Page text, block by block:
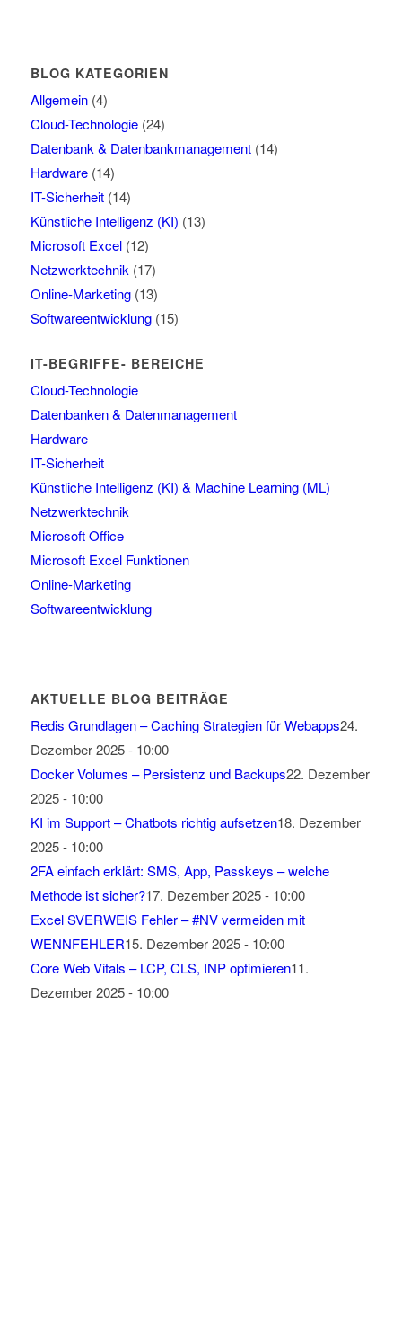
BLOG KATEGORIEN
Allgemein(4)
Cloud-Technologie(24)
Datenbank & Datenbankmanagement(14)
Hardware(14)
IT-Sicherheit(14)
Künstliche Intelligenz (KI) (13)
Microsoft Excel(12)
Netzwerktechnik(17)
Online-Marketing(13)
Softwareentwicklung(15)
IT-BEGRIFFE- BEREICHE
Cloud-Technologie
Datenbanken & Datenmanagement
Hardware
IT-Sicherheit
Künstliche Intelligenz (KI) & Machine Learning (ML)
Netzwerktechnik
Microsoft Office
Microsoft Excel Funktionen
Online-Marketing
Softwareentwicklung
AKTUELLE BLOG BEITRÄGE
Redis Grundlagen – Caching Strategien für Webapps24.
Dezember 2025 - 10:00
Docker Volumes – Persistenz und Backups22. Dezember
2025 - 10:00
KI im Support – Chatbots richtig aufsetzen18. Dezember
2025 - 10:00
2FA einfach erklärt: SMS, App, Passkeys – welche
Methode ist sicher?17. Dezember 2025 - 10:00
Excel SVERWEIS Fehler – #NV vermeiden mit
WENNFEHLER15. Dezember 2025 - 10:00
Core Web Vitals – LCP, CLS, INP optimieren11.
Dezember 2025 - 10:00